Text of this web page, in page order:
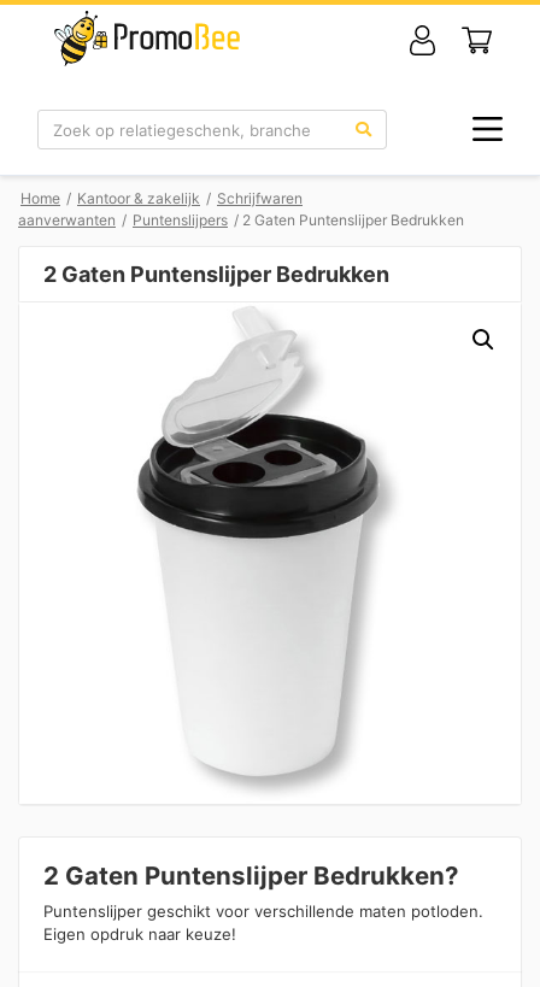
Zoek
Home / Kantoor & zakelijk / Schrijfwaren
aanverwanten / Puntenslijpers / 2 Gaten Puntenslijper Bedrukken
2 Gaten Puntenslijper Bedrukken
2 Gaten Puntenslijper Bedrukken?
Puntenslijper geschikt voor verschillende maten potloden.
Eigen opdruk naar keuze!